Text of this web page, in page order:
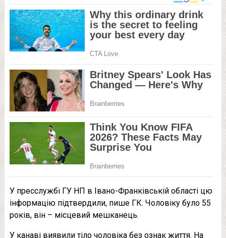
У пресслужбі ГУ НП в Івано-Франківській області цю
інформацію підтвердили, пише ГК. Чоловіку було 55
років, він – місцевий мешканець.
У канаві виявили тіло чоловіка без ознак життя. На